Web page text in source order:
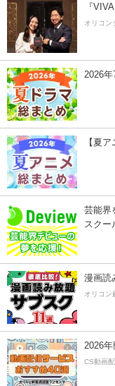
『
オリコン
2026
【夏
芸能界
スクー
漫画読
オリコン
2026
CS動画